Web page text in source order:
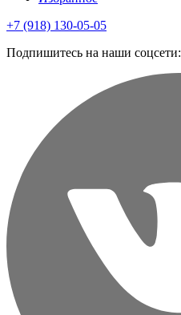
+7 (918) 130-05-05
Подпишитесь на наши соцсети: